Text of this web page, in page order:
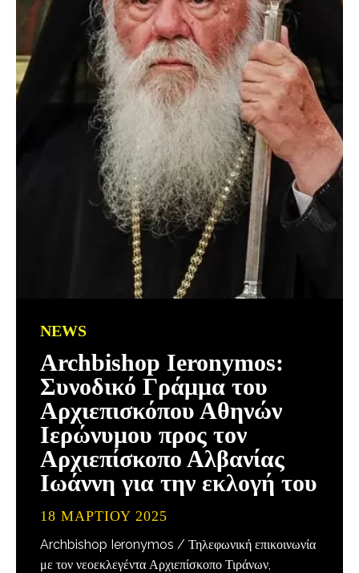
NEWS
Archbishop Ieronymos:
Συνοδικό Γράμμα του
Αρχιεπισκόπου Αθηνών
Ιερώνυμου προς τον
Αρχιεπίσκοπο Αλβανίας
Ιωάννη για την εκλογή του
18 ΜΑΡΤΊΟΥ 2025
Archbishop Ieronymos / Τηλεφωνική επικοινωνία
με τον νεοεκλεγέντα Αρχιεπίσκοπο Τιράνων,